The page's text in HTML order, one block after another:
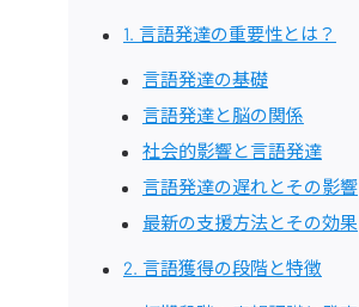
1. 言語発達の重要性とは？
言語発達の基礎
言語発達と脳の関係
社会的影響と言語発達
言語発達の遅れとその影響
最新の支援方法とその効果
2. 言語獲得の段階と特徴